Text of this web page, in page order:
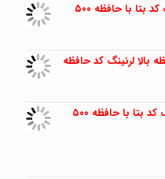
برد کرکره برقی ساید فول کانال هاپینگ کد بتا با حافظه ۵۰۰
بالا لرنینگ کد حافظه
برد کرکره برقی فول کانال توبلار هاپینگ کد بتا با حافظه ۵۰۰